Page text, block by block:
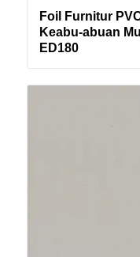
Foil Furnitur
Keabu-abuan
ED180